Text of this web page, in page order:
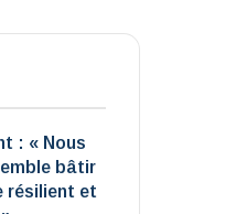
: « Nous
bâtir
résilient et